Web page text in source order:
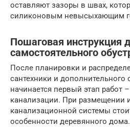
оставляют зазоры в швах,
силиконовым невысыхающим
Пошаговая инструкция
самостоятельного
После планировки и
сантехники и дополнительного
начинается первый этап работ
канализации. При размещении
канализационной системы
особенности деревянного дома.